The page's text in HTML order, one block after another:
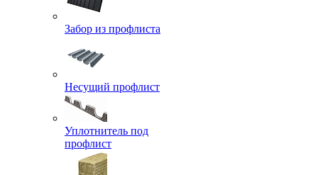
Забор из профлиста
Несущий профлист
Уплотнитель под
профлист